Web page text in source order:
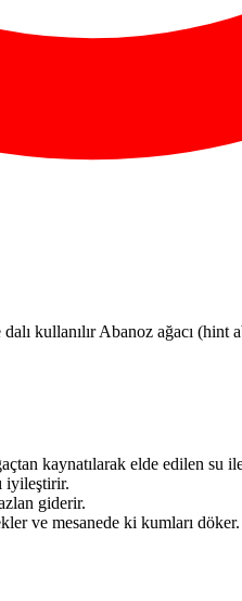
kullanılır Abanoz ağacı
kaynatılarak elde edilen su
iyileştirir.
giderir.
ve mesanede ki kumları